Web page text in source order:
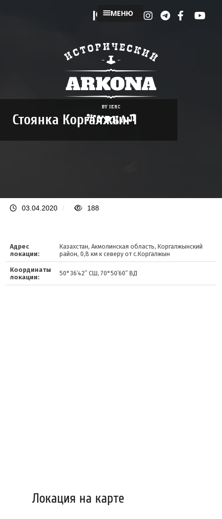
МЕНЮ
Стоянка Коргалжын I
03.04.2020 / 188
Адрес
локации:
Казахстан, Акмолинская область, Коргалжынский
район, 0,8 км к северу от с.Коргалжын
Координаты
локации:
50°36′42″ СШ, 70°50′60″ ВД
Локация на карте